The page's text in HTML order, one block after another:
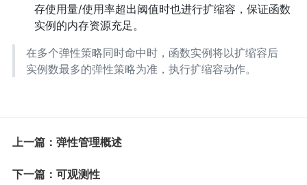
存使用量/使用率超出阈值时也进行扩缩容，保证函数
实例的内存资源充足。
在多个弹性策略同时命中时，函数实例将以扩缩容后
实例数最多的弹性策略为准，执行扩缩容动作。
上一篇：弹性管理概述
下一篇：可观测性